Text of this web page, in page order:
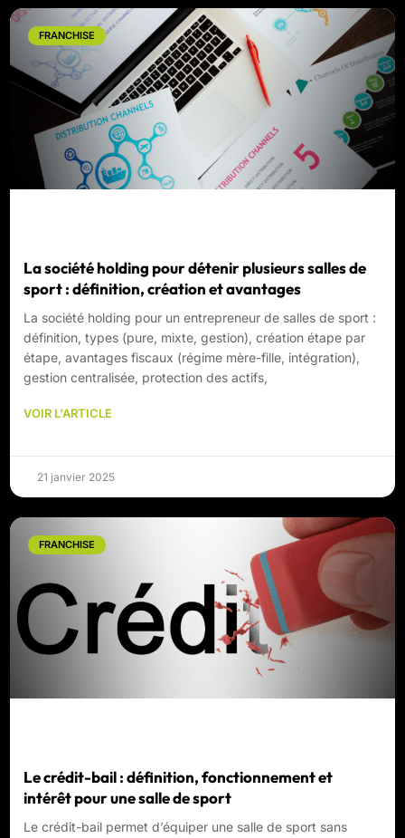
FRANCHISE
La société holding pour détenir plusieurs salles de
sport : définition, création et avantages
La société holding pour un entrepreneur de salles de sport :
définition, types (pure, mixte, gestion), création étape par
étape, avantages fiscaux (régime mère-fille, intégration),
gestion centralisée, protection des actifs,
VOIR L'ARTICLE
21 janvier 2025
FRANCHISE
Le crédit-bail : définition, fonctionnement et
intérêt pour une salle de sport
Le crédit-bail permet d’équiper une salle de sport sans